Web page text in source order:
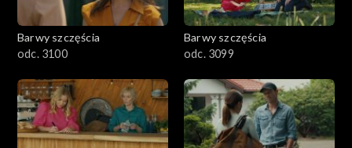
3101-3200
3001-3100
2901-3000
2801–2900
Barwy szczęścia
odc. 3100
Barwy szczęścia
odc. 3099